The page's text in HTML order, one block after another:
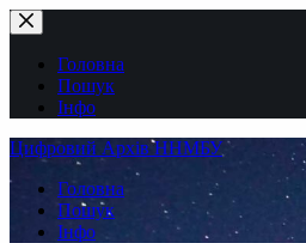
Перейти
до
вмістуГоловна
Пошук
Інфо
Цифровий Архів ННМБУ
Головна
Пошук
Інфо